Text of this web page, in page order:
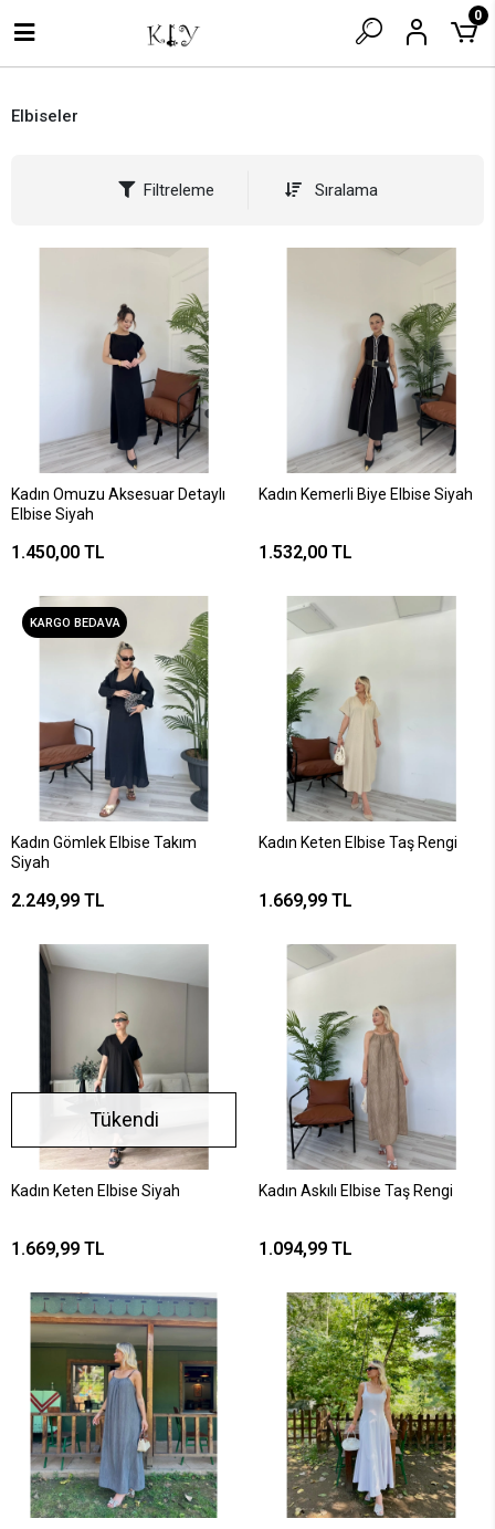
0
Elbiseler
Filtreleme Sıralama
Kadın Omuzu Aksesuar Detaylı
Elbise Siyah
1.450,00 TL
Kadın Kemerli Biye Elbise Siyah
1.532,00 TL
KARGO BEDAVA
Kadın Gömlek Elbise Takım
Siyah
2.249,99 TL
Kadın Keten Elbise Taş Rengi
1.669,99 TL
Tükendi
Kadın Keten Elbise Siyah
1.669,99 TL
Kadın Askılı Elbise Taş Rengi
1.094,99 TL